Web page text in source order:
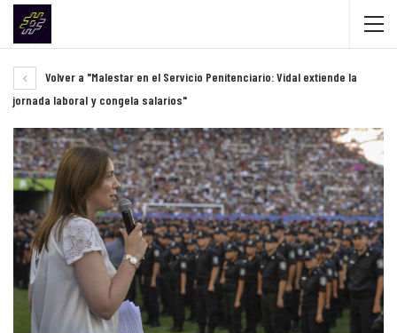
Volver a "Malestar en el Servicio Penitenciario: Vidal extiende la
jornada laboral y congela salarios"